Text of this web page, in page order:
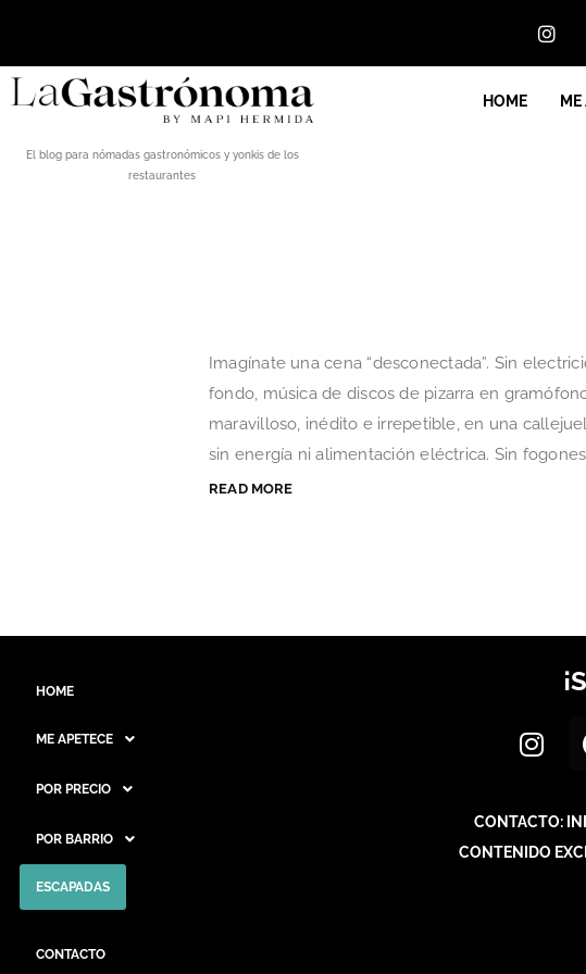
El blog para nómadas gastronómicos y yonkis de los
restaurantes
HOME
Imagínate una cena “desconectada”. Sin
fondo, música de discos de pizarra en
maravilloso, inédito e irrepetible, en una
sin energía ni alimentación eléctrica. Sin
READ MORE
HOME
ME APETECE
POR PRECIO
POR BARRIO
ESCAPADAS
CONTACTO
CONTACTO:
CONTENIDO